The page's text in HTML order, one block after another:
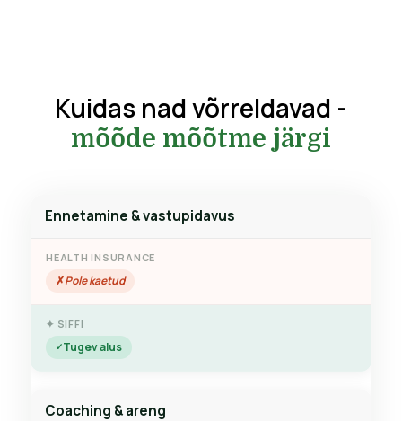
Kuidas nad võrreldavad -
mõõde mõõtme järgi
Ennetamine & vastupidavus
Pole kaetud
Tugev alus
Coaching & areng